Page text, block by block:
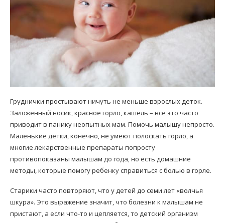
Груднички простывают ничуть не меньше взрослых деток.
Заложенный носик, красное горло, кашель – все это часто
приводит в панику неопытных мам. Помочь малышу непросто.
Маленькие детки, конечно, не умеют полоскать горло, а
многие лекарственные препараты попросту
противопоказаны малышам до года, но есть домашние
методы, которые помогу ребенку справиться с болью в горле.
Старики часто повторяют, что у детей до семи лет «волчья
шкура». Это выражение значит, что болезни к малышам не
пристают, а если что-то и цепляется, то детский организм